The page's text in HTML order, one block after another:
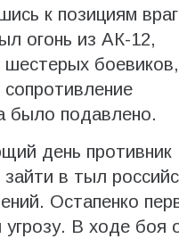
к позициям
огонь из АК-12,
шестерых боевиков,
сопротивление
было подавлено.
день противник
в тыл
Остапенко
угрозу. В ходе боя